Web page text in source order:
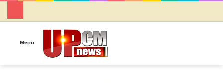
Menu